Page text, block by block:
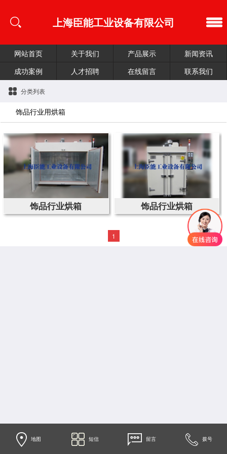
上海臣能工业设备有限公司
网站首页 关于我们 产品展示
新闻资讯
成功案例
人才招聘 在线留言 联系我们
分类列表
饰品行业用烘箱
饰品行业烘箱 饰品行业烘箱
1
地图 短信 留言 拨号